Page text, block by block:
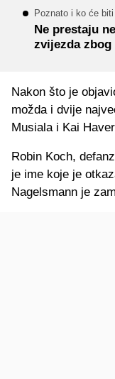
Poznato i ko će
Ne prestaju
zvijezda zbog
Nakon što je
možda i dvije
Musiala i Kai
Robin Koch,
je ime koje je
Nagelsmann je